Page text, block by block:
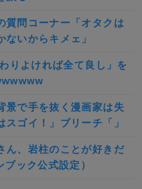
質問コーナー「オタクは
いからキメェ」
りよければ全て良し」を
景で手を抜く漫画家は失
ゴイ！」ブリーチ「」
ん、岩柱のことが好きだ
ック公式設定）